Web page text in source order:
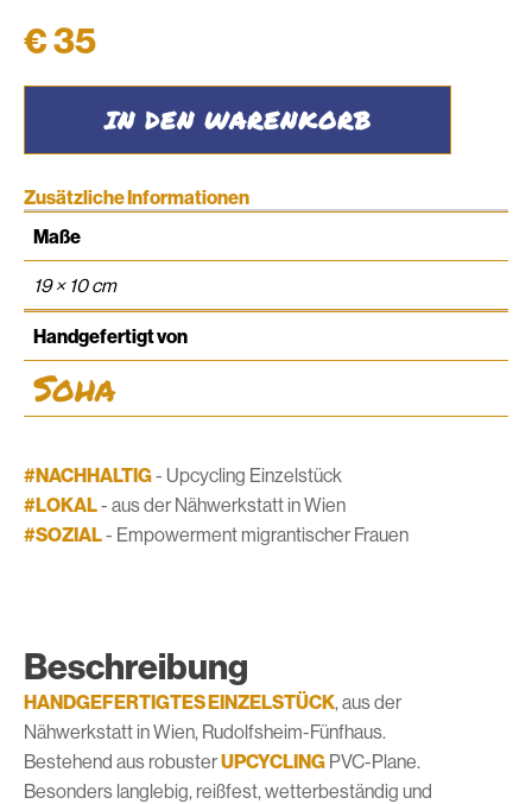
€35
IN DEN WARENKORB
Zusätzliche Informationen
Maße
19 × 10 cm
Handgefertigt von
Soha
#NACHHALTIG- Upcycling Einzelstück
#LOKAL- aus der Nähwerkstatt in Wien
#SOZIAL- Empowerment migrantischer Frauen
Beschreibung
HANDGEFERTIGTES EINZELSTÜCK, aus der
Nähwerkstatt in Wien, Rudolfsheim-Fünfhaus.
Bestehend aus robusterUPCYCLING PVC-Plane.
Besonders langlebig, reißfest, wetterbeständig und